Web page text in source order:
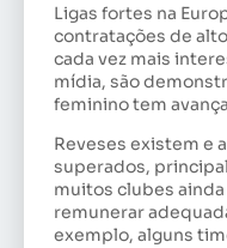
Ligas fortes na
contratações de
cada vez mais
mídia, são
feminino tem
Reveses existem e
superados,
muitos clubes
remunerar
exemplo, alguns